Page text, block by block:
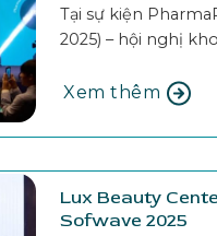
Tại sự kiện
2025) – hội nghị
Xem thêm
Lux Beauty
Sofwave 2025